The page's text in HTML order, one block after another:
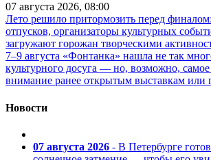
07 августа 2026, 08:00
Лето решило притормозить перед
отпусков, организаторы культурных
загружают горожан творческими
7–9 августа «Фонтанка» нашла не так
культурного досуга — но, возможно, самое
внимание ранее открытым выставкам или
Новости
07 августа 2026 - В Петербурге